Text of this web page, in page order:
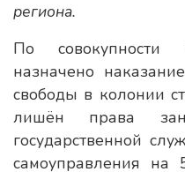
региона.
По совокупности
назначено
свободы в колонии
лишён права
государственной
самоуправления на